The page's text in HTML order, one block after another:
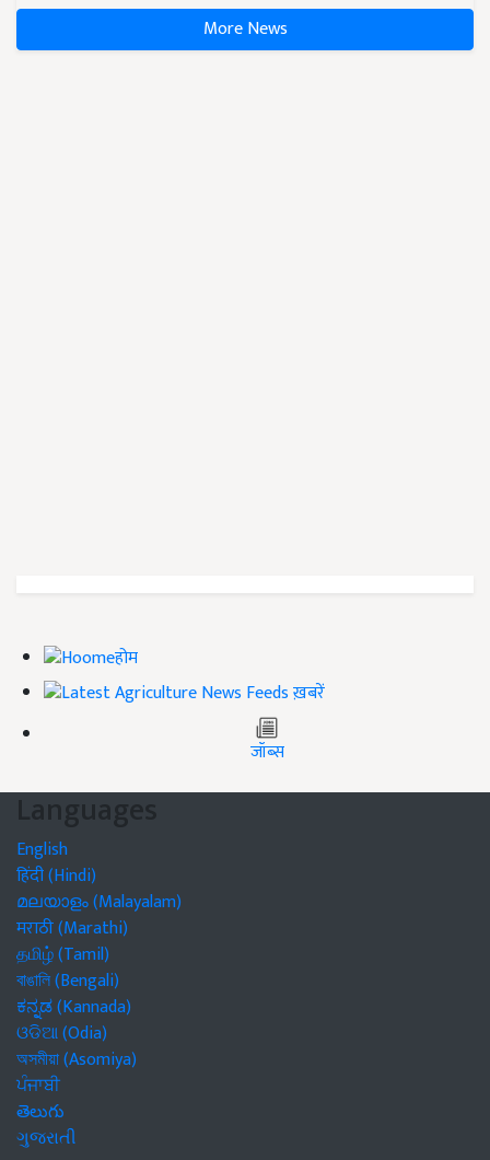
More News
होम
ख़बरें
जॉब्स
Languages
English
हिंदी (Hindi)
മലയാളം (Malayalam)
मराठी (Marathi)
தமிழ் (Tamil)
বাঙালি (Bengali)
ಕನ್ನಡ (Kannada)
ଓଡିଆ (Odia)
অসমীয়া (Asomiya)
ਪੰਜਾਬੀ
తెలుగు
ગુજરાતી